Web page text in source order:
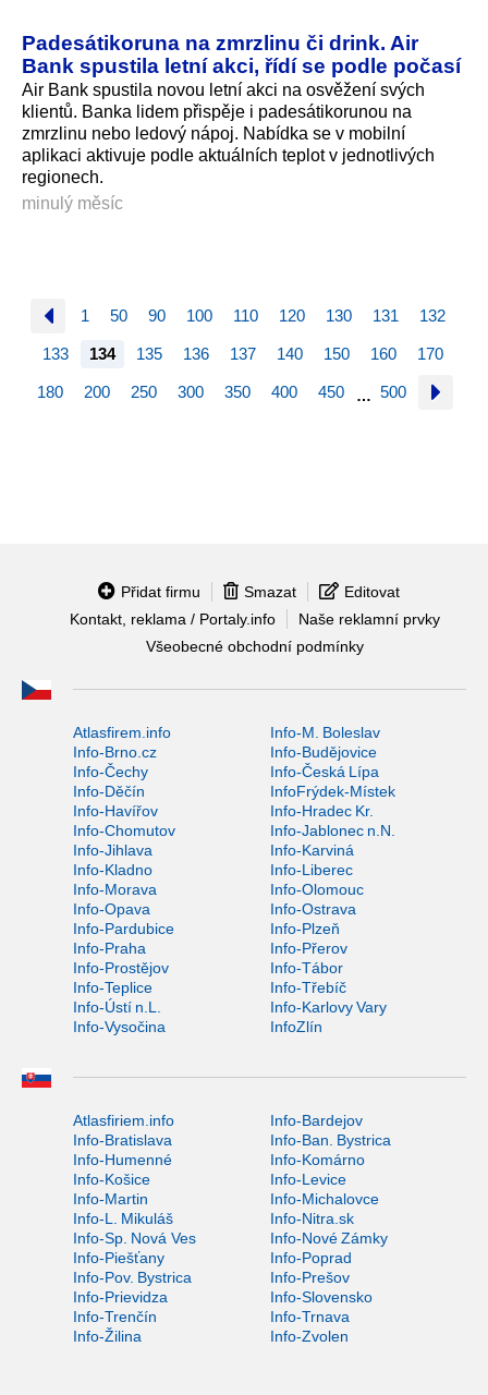
Padesátikoruna na zmrzlinu či drink. Air
Bank spustila letní akci, řídí se podle počasí
Air Bank spustila novou letní akci na osvěžení svých
klientů. Banka lidem přispěje i padesátikorunou na
zmrzlinu nebo ledový nápoj. Nabídka se v mobilní
aplikaci aktivuje podle aktuálních teplot v jednotlivých
regionech.
minulý měsíc
1 50 90 100 110 120 130 131 132
133 134 135 136 137 140 150 160 170
180 200 250 300 350 400 450 … 500
Přidat firmu Smazat
Editovat
Kontakt, reklama / Portaly.info
Naše reklamní prvky
Všeobecné obchodní podmínky
Atlasfirem.info
Info-M. Boleslav
Info-Brno.cz
Info-Budějovice
Info-Čechy
Info-Česká Lípa
Info-Děčín
InfoFrýdek-Místek
Info-Havířov
Info-Hradec Kr.
Info-Chomutov
Info-Jablonec n.N.
Info-Jihlava
Info-Karviná
Info-Kladno
Info-Liberec
Info-Morava
Info-Olomouc
Info-Opava
Info-Ostrava
Info-Pardubice
Info-Plzeň
Info-Praha
Info-Přerov
Info-Prostějov
Info-Tábor
Info-Teplice
Info-Třebíč
Info-Ústí n.L.
Info-Karlovy Vary
Info-Vysočina
InfoZlín
Atlasfiriem.info
Info-Bardejov
Info-Bratislava
Info-Ban. Bystrica
Info-Humenné
Info-Komárno
Info-Košice
Info-Levice
Info-Martin
Info-Michalovce
Info-L. Mikuláš
Info-Nitra.sk
Info-Sp. Nová Ves
Info-Nové Zámky
Info-Piešťany
Info-Poprad
Info-Pov. Bystrica
Info-Prešov
Info-Prievidza
Info-Slovensko
Info-Trenčín
Info-Trnava
Info-Žilina
Info-Zvolen